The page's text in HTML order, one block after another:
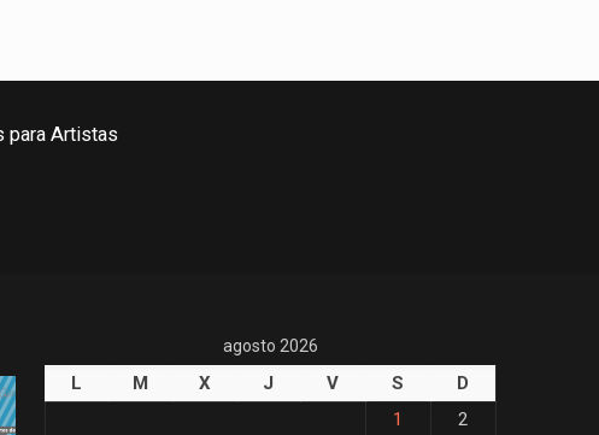
para Artistas
agosto 2026
L M X J V S
D
1
2